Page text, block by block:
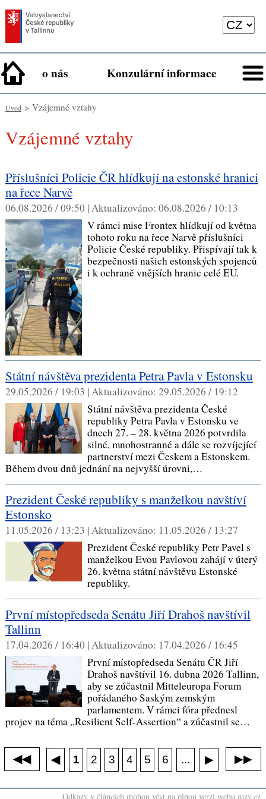
o nás Konzulární informace
Úvod> Vzájemné vztahy
Vzájemné vztahy
Příslušníci Policie ČR hlídkují na estonské hranici
na řece Narvě
06.08.2026 / 09:50 |Aktualizováno: 06.08.2026 / 10:13
V rámci mise Frontex hlídkují od května
tohoto roku na řece Narvě příslušníci
Policie České republiky. Přispívají tak k
bezpečnosti našich estonských spojenců
i k ochraně vnějších hranic celé EU.
​Státní návštěva prezidenta Petra Pavla v Estonsku
29.05.2026 / 19:03 |Aktualizováno: 29.05.2026 / 19:12
Státní návštěva prezidenta České
republiky Petra Pavla v Estonsku ve
dnech 27. – 28. května 2026 potvrdila
silné, mnohostranné a dále se rozvíjející
partnerství mezi Českem a Estonskem.
Během dvou dnů jednání na nejvyšší úrovni,…
Prezident České republiky s manželkou navštíví
Estonsko
11.05.2026 / 13:23 |Aktualizováno: 11.05.2026 / 13:27
Prezident České republiky Petr Pavel s
manželkou Evou Pavlovou zahájí v úterý
26. května státní návštěvu Estonské
republiky.
​První místopředseda Senátu Jiří Drahoš navštívil
Tallinn
17.04.2026 / 16:40 |Aktualizováno: 17.04.2026 / 16:45
První místopředseda Senátu ČR Jiří
Drahoš navštívil 16. dubna 2026 Tallinn,
aby se zúčastnil Mitteleuropa Forum
pořádaného Saským zemským
parlamentem. V rámci fóra přednesl
projev na téma „Resilient Self-Assertion“ a zúčastnil se…
◀◀ ◀ 1 2 3 4 5 6 ... ▶ ▶▶
Odkazy v článcích mohou vést na plnou verzi webu mzv.cz